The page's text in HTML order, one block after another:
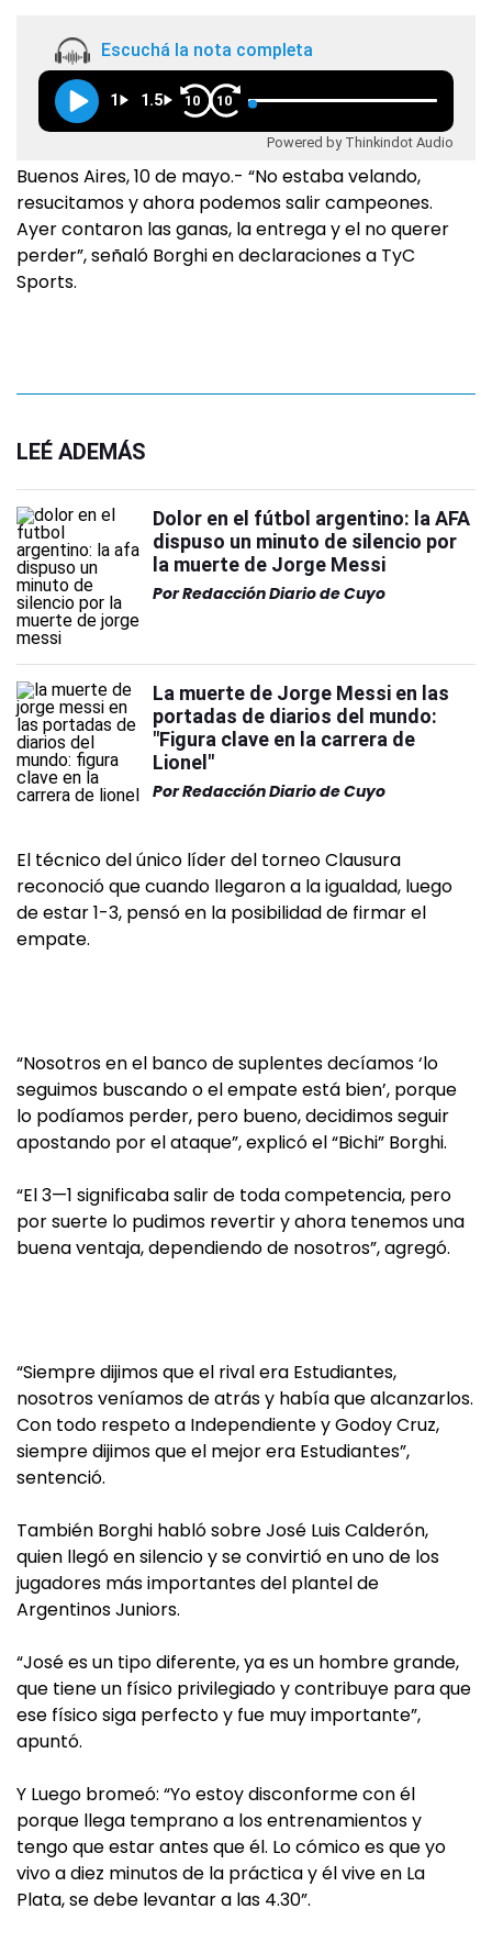
Escuchá la nota completa
1 1.5 10 10
Powered by Thinkindot Audio
Buenos Aires, 10 de mayo.- “No estaba velando,
resucitamos y ahora podemos salir campeones.
Ayer contaron las ganas, la entrega y el no querer
perder”, señaló Borghi en declaraciones a TyC
Sports.
LEÉ ADEMÁS
Dolor en el fútbol argentino: la AFA
dispuso un minuto de silencio por
la muerte de Jorge Messi
PorRedacción Diario de Cuyo
La muerte de Jorge Messi en las
portadas de diarios del mundo:
"Figura clave en la carrera de
Lionel"
PorRedacción Diario de Cuyo
El técnico del único líder del torneo Clausura
reconoció que cuando llegaron a la igualdad, luego
de estar 1-3, pensó en la posibilidad de firmar el
empate.
“Nosotros en el banco de suplentes decíamos ‘lo
seguimos buscando o el empate está bien’, porque
lo podíamos perder, pero bueno, decidimos seguir
apostando por el ataque”, explicó el “Bichi” Borghi.
“El 3—1 significaba salir de toda competencia, pero
por suerte lo pudimos revertir y ahora tenemos una
buena ventaja, dependiendo de nosotros”, agregó.
“Siempre dijimos que el rival era Estudiantes,
nosotros veníamos de atrás y había que alcanzarlos.
Con todo respeto a Independiente y Godoy Cruz,
siempre dijimos que el mejor era Estudiantes”,
sentenció.
También Borghi habló sobre José Luis Calderón,
quien llegó en silencio y se convirtió en uno de los
jugadores más importantes del plantel de
Argentinos Juniors.
“José es un tipo diferente, ya es un hombre grande,
que tiene un físico privilegiado y contribuye para que
ese físico siga perfecto y fue muy importante”,
apuntó.
Y Luego bromeó: “Yo estoy disconforme con él
porque llega temprano a los entrenamientos y
tengo que estar antes que él. Lo cómico es que yo
vivo a diez minutos de la práctica y él vive en La
Plata, se debe levantar a las 4.30”.